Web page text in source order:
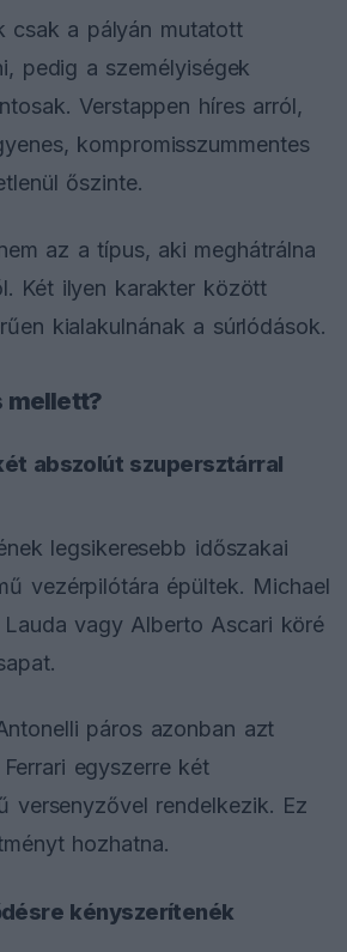
csak a pályán mutatott
pedig a személyiségek
Verstappen híres arról,
kompromisszummentes
őszinte.
az a típus, aki meghátrálna
Két ilyen karakter között
kialakulnának a súrlódások.
mellett?
abszolút szupersztárral
legsikeresebb időszakai
vezérpilótára épültek. Michael
Lauda vagy Alberto Ascari köré
páros azonban azt
egyszerre két
versenyzővel rendelkezik. Ez
hozhatna.
kényszerítenék